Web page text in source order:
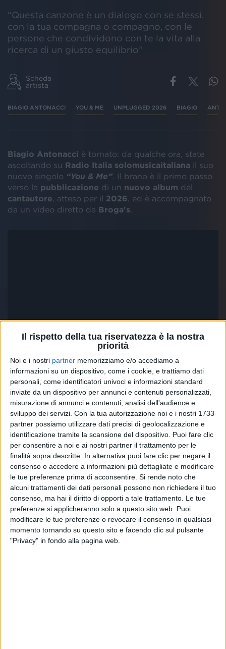
Il rispetto della tua riservatezza è la nostra
priorità
Noi e i nostri partner memorizziamo e/o accediamo a
informazioni su un dispositivo, come i cookie, e trattiamo dati
personali, come identificatori univoci e informazioni standard
inviate da un dispositivo per annunci e contenuti personalizzati,
misurazione di annunci e contenuti, analisi dell'audience e
sviluppo dei servizi. Con la tua autorizzazione noi e i nostri 1733
partner possiamo utilizzare dati precisi di geolocalizzazione e
identificazione tramite la scansione del dispositivo. Puoi fare clic
per consentire a noi e ai nostri partner il trattamento per le
finalità sopra descritte. In alternativa puoi fare clic per negare il
consenso o accedere a informazioni più dettagliate e modificare
le tue preferenze prima di acconsentire. Si rende noto che
alcuni trattamenti dei dati personali possono non richiedere il tuo
consenso, ma hai il diritto di opporti a tale trattamento. Le tue
preferenze si applicheranno solo a questo sito web. Puoi
modificare le tue preferenze o revocare il consenso in qualsiasi
momento tornando su questo sito e facendo clic sul pulsante
"Privacy" in fondo alla pagina web.
“Questa canzone è un dialogo con se stessi,
con la tua compagna o compagno, con le
persone che condividono con te la vita alla
ricerca di un giusto equilibrio”
Scheda
artista
BIAGIO ANTONACCI YOU & ME UNPLUGGED 2026 BIAGIO
Biagio Antonacci è tornato: da qualche ora, state
ascoltando su Radio Italia solomusicaitaliana il suo
nuovo singolo “You & Me” . Il brano è il primo passo
verso la pubblicazione di un nuovo album del
cantautore , atteso per il 2026 , ed è accompagnato
da un video diretto da Broga's
“Questacanzoneè undialogoconsè stessi, con la
tuacompagnao compagno, con lepersoneche
condividono con te la vita alla ricerca di ungiusto
equilibrio tra idoverie la propriafelicità , la ricerca
di unospazioda potersi ritagliare peramarsi
davvero senza rinunciare a tutto il resto mentre la
vita scorre, con la sua quotidianità a volte troppo
stretta”, ha dichiaratoBiagio Antonacci.